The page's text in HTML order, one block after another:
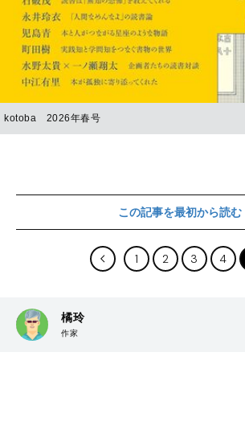
kotoba 2026年春号
この記事を最初から読む
1 2 3 4
橘玲
作家